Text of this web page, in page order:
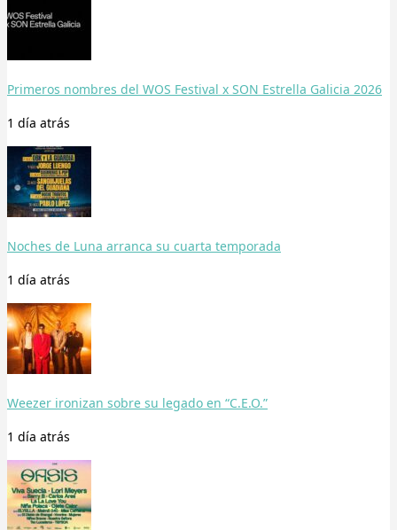
Primeros nombres del WOS Festival x SON Estrella Galicia 2026
1 día atrás
Noches de Luna arranca su cuarta temporada
1 día atrás
Weezer ironizan sobre su legado en “C.E.O.”
1 día atrás